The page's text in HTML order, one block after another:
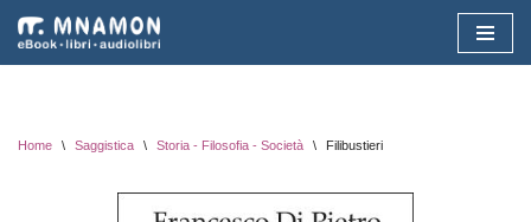
Vai
Home \ Saggistica \ Storia - Filosofia - Società \ Filibustieri